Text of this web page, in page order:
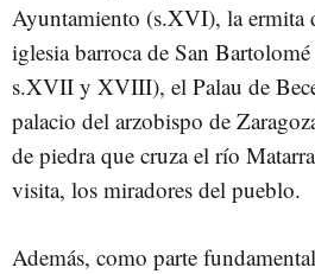
Ayuntamiento (s.XVI), la ermita
iglesia barroca de San
s.XVII y XVIII), el Palau de
palacio del arzobispo de
de piedra que cruza el río
visita, los miradores del pueblo.
Además, como parte